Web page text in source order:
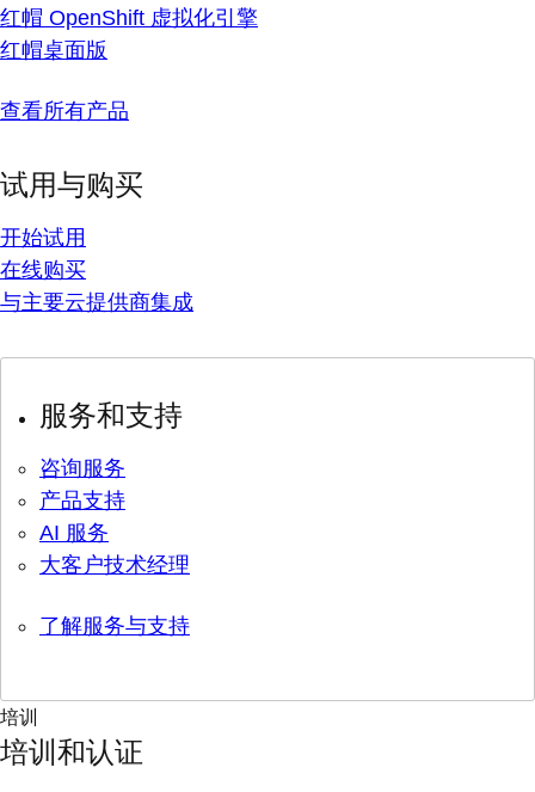
红帽 OpenShift 虚拟化引擎
红帽桌面版
查看所有产品
试用与购买
开始试用
在线购买
与主要云提供商集成
服务和支持
咨询服务
产品支持
AI 服务
大客户技术经理
了解服务与支持
培训
培训和认证